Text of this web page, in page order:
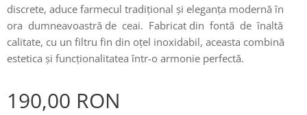
discrete, aduce farmecul tradițional și eleganța modernă în
ora dumneavoastră de ceai. Fabricat din fontă de înaltă
calitate, cu un filtru fin din oțel inoxidabil, aceasta combină
estetica și funcționalitatea într-o armonie perfectă.
190,00 RON